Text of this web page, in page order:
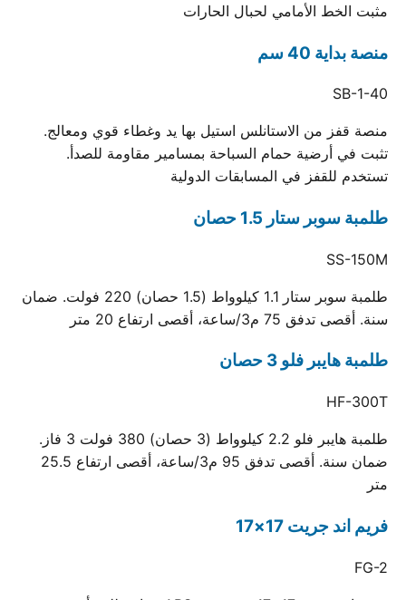
مثبت الخط الأمامي لحبال الحارات
منصة بداية 40 سم
SB-1-40
منصة قفز من الاستانلس استيل بها يد وغطاء قوي ومعالج.
تثبت في أرضية حمام السباحة بمسامير مقاومة للصدأ.
تستخدم للقفز في المسابقات الدولية
طلمبة سوبر ستار 1.5 حصان
SS-150M
طلمبة سوبر ستار 1.1 كيلوواط (1.5 حصان) 220 فولت. ضمان
سنة. أقصى تدفق 75 م3/ساعة، أقصى ارتفاع 20 متر
طلمبة هايبر فلو 3 حصان
HF-300T
طلمبة هايبر فلو 2.2 كيلوواط (3 حصان) 380 فولت 3 فاز.
ضمان سنة. أقصى تدفق 95 م3/ساعة، أقصى ارتفاع 25.5
متر
فريم اند جريت 17×17
FG-2